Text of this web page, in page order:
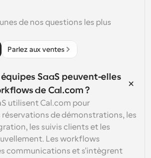
de nos questions les plus
Parlez aux ventes
SaaS peuvent-elles
de Cal.com ?
utilisent Cal.com pour
de démonstrations, les
les suivis clients et les
Les workflows
communications et s'intègrent